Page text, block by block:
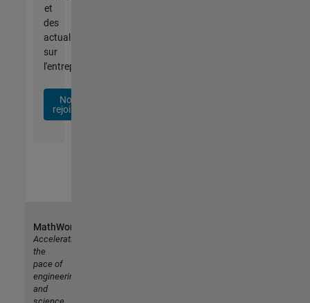
et
des
actualités
sur
l'entreprise.
Nous
rejoindre
MathWorks
Accelerating
the
pace of
engineering
and